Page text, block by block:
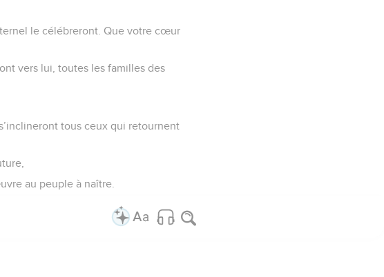
le célébreront. Que votre cœur
vers lui, toutes les familles des
tous ceux qui retournent
au peuple à naître.